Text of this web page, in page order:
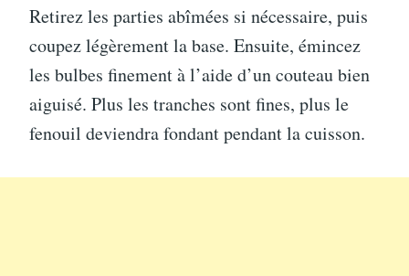
Retirez les parties abîmées si nécessaire, puis
coupez légèrement la base. Ensuite, émincez
les bulbes finement à l’aide d’un couteau bien
aiguisé. Plus les tranches sont fines, plus le
fenouil deviendra fondant pendant la cuisson.